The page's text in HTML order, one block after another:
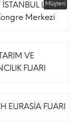
İSTANBUL Lütfi
Merkezi
Müşteri
VE
FUARI
EURASİA FUARI